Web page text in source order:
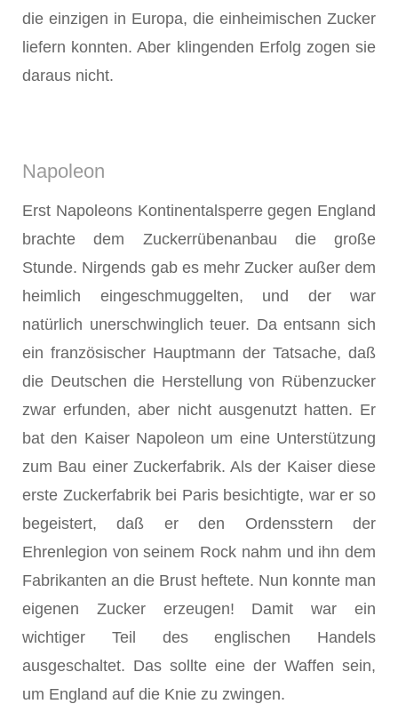
die einzigen in Europa, die einheimischen Zucker
liefern konnten. Aber klingenden Erfolg zogen sie
daraus nicht.
Napoleon
Erst Napoleons Kontinentalsperre gegen England
brachte dem Zucker­rübenanbau die große
Stunde. Nirgends gab es mehr Zucker außer dem
heimlich eingeschmuggelten, und der war
natürlich unerschwinglich teuer. Da entsann sich
ein französischer Hauptmann der Tatsache, daß
die Deut­schen die Herstellung von Rübenzucker
zwar erfunden, aber nicht ausgenutzt hatten. Er
bat den Kaiser Napoleon um eine Unterstützung
zum Bau einer Zuckerfabrik. Als der Kaiser diese
erste Zuckerfabrik bei Paris besichtigte, war er so
begeistert, daß er den Ordensstern der
Ehrenlegion von seinem Rock nahm und ihn dem
Fabrikanten an die Brust heftete. Nun konnte man
eigenen Zucker erzeugen! Damit war ein
wichtiger Teil des englischen Handels
ausgeschaltet. Das sollte eine der Waffen sein,
um England auf die Knie zu zwingen.